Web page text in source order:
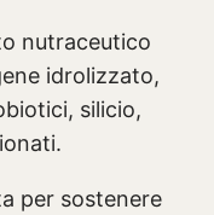
nutraceutico
idrolizzato,
silicio,
per sostenere